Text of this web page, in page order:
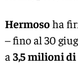
Hermosoha
– fino al 30
a 3,5 milioni